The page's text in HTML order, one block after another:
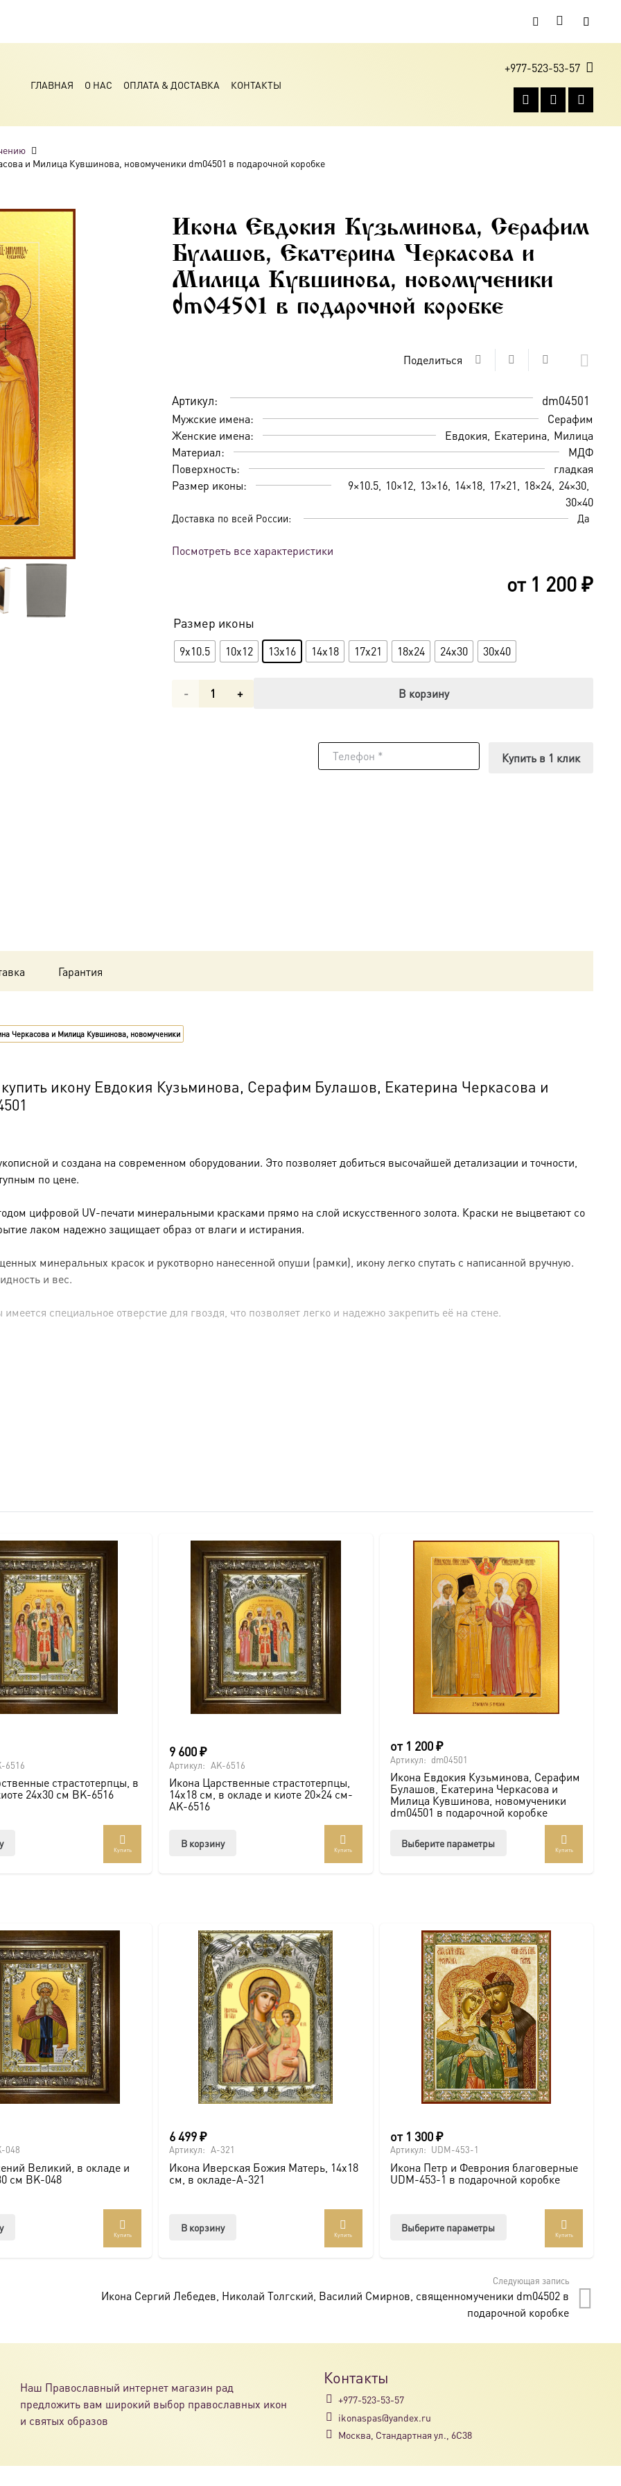
ГЛАВНАЯ О НАС ОПЛАТА & ДОСТАВКА КОНТАКТЫ
+977-523-53-57
и Милица Кувшинова, новомученики dm04501 в подарочной коробке
Икона Евдокия Кузьминова, Серафим
Булашов, Екатерина Черкасова и
Милица Кувшинова, новомученики
dm04501 в подарочной коробке
Поделиться
Артикул: dm04501
Мужские имена:
Серафим
Женские имена:
Евдокия Екатерина Милица
Материал:
МДФ
Поверхность:
гладкая
Размер иконы:
9×10.5 10×12 13×16 14×18 17×21 18×24 24×30
30×40
Доставка по всей России: Да
Посмотреть все характеристики
от 1 200₽
Размер иконы
9x10.5 10x12 13x16 14x18 17x21 18x24 24x30 30x40
Количество
новомученики
В корзину
Купить в 1 клик
Гарантия
Черкасова и Милица Кувшинова, новомученики
икону Евдокия Кузьминова, Серафим Булашов, Екатерина Черкасова и
и создана на современном оборудовании. Это позволяет добиться высочайшей детализации и точности,
по цене.
цифровой UV-печати минеральными красками прямо на слой искусственного золота. Краски не выцветают со
лаком надежно защищает образ от влаги и истирания.
минеральных красок и рукотворно нанесенной опуши (рамки), икону легко спутать с написанной вручную.
и вес.
специальное отверстие для гвоздя, что позволяет легко и надежно закрепить её на стене.
образов покровителей семьи).
Также можно заказать икону в окладе и киоте.
под заказ по вашим размерам.
6516
страстотерпцы, в
24х30 см BK-6516
Купить
9 600₽
Артикул: AK-6516
Икона Царственные страстотерпцы,
14х18 см, в окладе и киоте 20×24 см-
AK-6516
В корзину
Купить
от 1 200₽
Артикул: dm04501
Икона Евдокия Кузьминова, Серафим
Булашов, Екатерина Черкасова и
Милица Кувшинова, новомученики
dm04501 в подарочной коробке
Выберите параметры
можно
выбрать
на
странице
товара.
Купить
048
Великий, в окладе и
см BK-048
Купить
6 499₽
Артикул: A-321
Икона Иверская Божия Матерь, 14х18
см, в окладе-A-321
В корзину
Купить
от 1 300₽
Артикул: UDM-453-1
Икона Петр и Феврония благоверные
UDM-453-1 в подарочной коробке
Выберите параметры
вариаций.
Купить
Следующая запись
Икона Сергий Лебедев, Николай Толгский, Василий Смирнов, священномученики dm04502 в
подарочной коробке
Наш Православный интернет магазин рад
предложить вам широкий выбор православных икон
и святых образов
Контакты
+977-523-53-57
ikonaspas@yandex.ru
Москва, Стандартная ул., 6С38